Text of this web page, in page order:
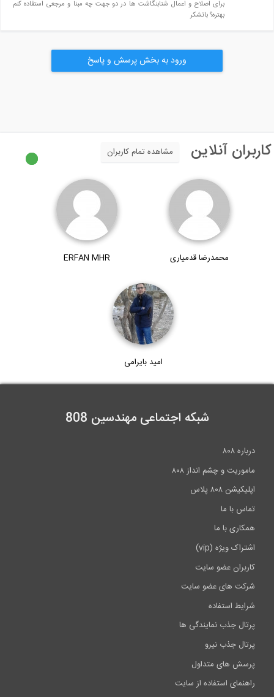
برای اصلاح و اعمال شتابنگاشت ها در دو جهت چه مبنا و مرجعی استفاده کنم
بهتره؟ باتشکر
ورود به بخش پرسش و پاسخ
آنلاین مشاهده تمام کاربران
محمدرضا قدمیاری ERFAN MHR
امید بایرامی
شبکه اجتماعی مهندسین 808
درباره ۸۰۸
ماموریت و چشم انداز ۸۰۸
اپلیکیشن ۸۰۸ پلاس
تماس با ما
همکاری با ما
اشتراک ویژه (vip)
کاربران عضو سایت
شرکت های عضو سایت
شرایط استفاده
پرتال جذب نمایندگی ها
پرتال جذب نیرو
پرسش های متداول
راهنمای استفاده از سایت